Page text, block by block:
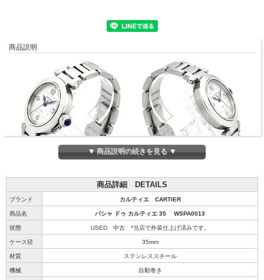
商品説明
▼ 商品説明の続きを見る ▼
商品詳細 DETAILS
ブランド カルティエ CARTIER
商品名 パシャ ドゥ カルティエ 35 WSPA0013
状態 USED 中古 *当店で外装仕上げ済みです。
ケース径 35mm
材質 ステンレススチール
機械 自動巻き